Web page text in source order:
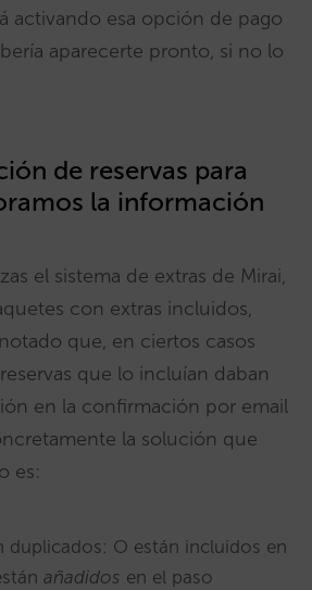
activando esa opción de pago
aparecerte pronto, si no lo
de reservas para
la información
el sistema de extras de Mirai,
con extras incluidos,
que, en ciertos casos
que lo incluían daban
en la confirmación por email
la solución que
es:
duplicados: O están incluidos en
añadidos en el paso